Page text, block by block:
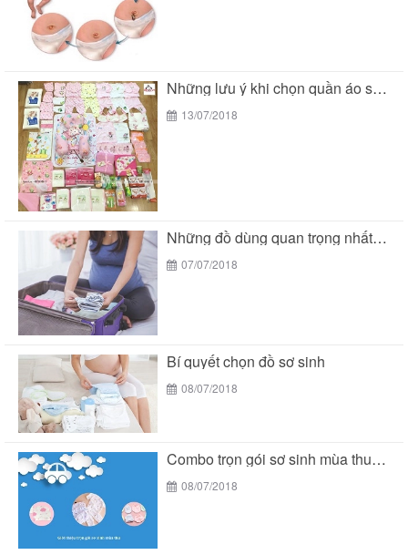
Những lưu ý khi chọn quần áo sơ sinh...
13/07/2018
Những đồ dùng quan trọng nhất trong giỏ đồ...
07/07/2018
Bí quyết chọn đồ sơ sinh
08/07/2018
Combo trọn gói sơ sinh mùa thu siêu tiết...
08/07/2018